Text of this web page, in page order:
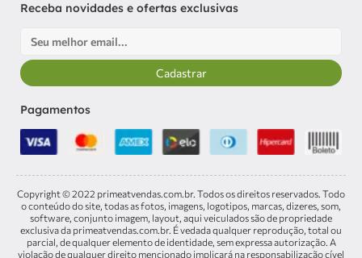
-
m
Receba novidades e ofertas exclusivas
Email
Cadastrar
Pagamentos
Copyright © 2022 primeatvendas.com.br. Todos os direitos reservados. Todo
o conteúdo do site, todas as fotos, imagens, logotipos, marcas, dizeres, som,
software, conjunto imagem, layout, aqui veiculados são de propriedade
exclusiva da primeatvendas.com.br. É vedada qualquer reprodução, total ou
parcial, de qualquer elemento de identidade, sem expressa autorização. A
violação de qualquer direito mencionado implicará na responsabilização cível